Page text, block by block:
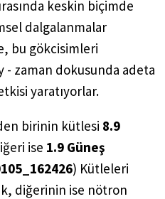
keskin biçimde
dalgalanmalar
bu gökcisimleri
- zaman dokusunda adeta
yaratıyorlar.
birinin kütlesi 8.9
ise 1.9 Güneş
) Kütleleri
diğerinin ise nötron